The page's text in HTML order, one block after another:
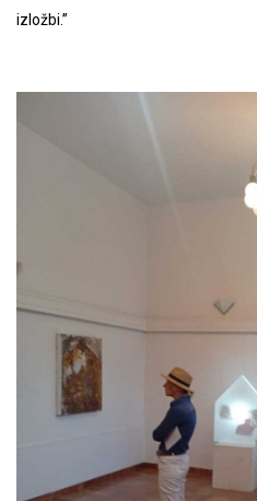
izložbi.”